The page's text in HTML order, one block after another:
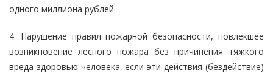
одного миллиона рублей.
4. Нарушение правил пожарной безопасности, повлекшее
возникновение лесного пожара без причинения тяжкого
вреда здоровью человека, если эти действия (бездействие)